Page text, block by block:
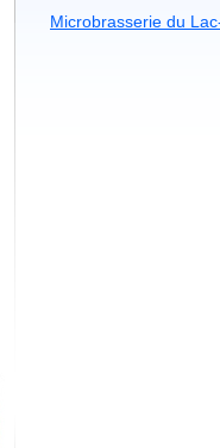
Microbrasserie du